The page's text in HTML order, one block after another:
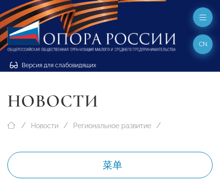
Версия для слабовидящих
CN
НОВОСТИ
Новости Региональное развитие
菜单